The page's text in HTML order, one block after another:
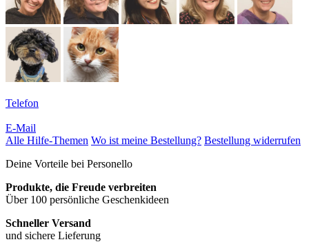
Telefon
E-Mail
Alle Hilfe-Themen Wo ist meine Bestellung? Bestellung widerrufen
Deine Vorteile bei Personello
Produkte, die Freude verbreiten
Über 100 persönliche Geschenkideen
Schneller Versand
und sichere Lieferung